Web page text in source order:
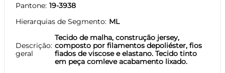
Pantone 19-3938
Hierarquias de Segmento ML
Descrição
geral
Tecido de malha, construção jersey,
composto por filamentos depoliéster, fios
fiados de viscose e elastano. Tecido tinto
em peça comleve acabamento lixado.